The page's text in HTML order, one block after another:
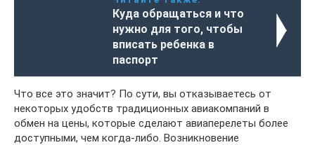
Куда обращаться и что
нужно для того, чтобы
вписать ребенка в
паспорт
Что все это значит? По сути, вы отказываетесь от
некоторых удобств традиционных авиакомпаний в
обмен на цены, которые сделают авиаперелеты более
доступными, чем когда-либо. Возникновение